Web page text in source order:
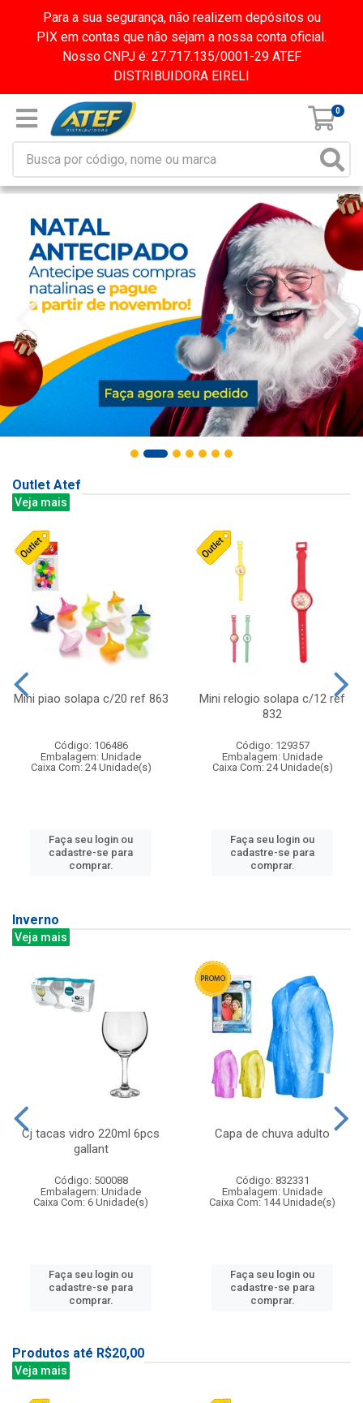
Para a sua segurança, não realizem depósitos ou
PIX em contas que não sejam a nossa conta oficial.
Nosso CNPJ é: 27.717.135/0001-29 ATEF
DISTRIBUIDORA EIRELI
0
Outlet Atef
Veja mais
Mini piao solapa c/20 ref 863
Código: 106486
Embalagem: Unidade
Caixa Com: 24 Unidade(s)
Faça seu login ou
cadastre-se para
comprar.
Mini relogio solapa c/12 ref
832
Código: 129357
Embalagem: Unidade
Caixa Com: 24 Unidade(s)
Faça seu login ou
cadastre-se para
comprar.
Inverno
Veja mais
Cj tacas vidro 220ml 6pcs
gallant
Código: 500088
Embalagem: Unidade
Caixa Com: 6 Unidade(s)
Faça seu login ou
cadastre-se para
comprar.
Capa de chuva adulto
Código: 832331
Embalagem: Unidade
Caixa Com: 144 Unidade(s)
Faça seu login ou
cadastre-se para
comprar.
Produtos até R$20,00
Veja mais